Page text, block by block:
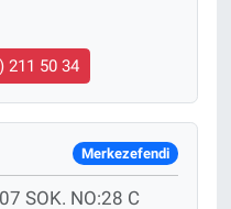
211 50 34
Merkezefendi
SOK. NO:28 C